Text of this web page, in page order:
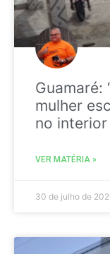
Guamaré:
mulher
no interior
VER MATÉRIA »
30 de julho de